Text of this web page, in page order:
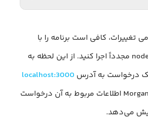
تغییرات، کافی است برنامه را با
استفاده از nodemon مجدداً اجرا کنید. از این لحظه به
درخواست به آدرس localhost:3000
ارسال می‌شود، Morgan اطلاعات مربوط به آن درخواست
می‌دهد.